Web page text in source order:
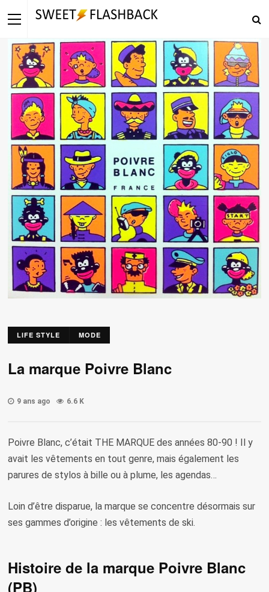
LIFE STYLE MODE
La marque Poivre Blanc
9 ans ago 6.6 K
Poivre Blanc, c’était THE MARQUE des années 80-90 ! Il y
avait les vêtements en tout genre, mais également les
parures de stylos à bille ou à plume, les agendas…
Loin d’être disparue, la marque se concentre désormais sur
ses gammes d’origine : les vêtements de ski.
Histoire de la marque Poivre Blanc
(PB)